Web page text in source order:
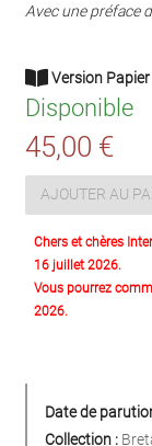
Avec une préface
Version Papier
Disponible
45,00 €
AJOUTER AU
Chers et chères
16 juillet 2026.
Vous pourrez
2026.
Date de
Collection :